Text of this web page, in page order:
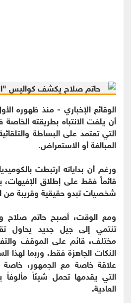
الوقائع الإخباري - منذ ظهوره
أن يلفت الانتباه بطريقته
التي تعتمد على البساطة
المبالغة أو الاستعراض.
ورغم أن بداياته ارتبطت
قائماً فقط على إطلاق
شخصيات تبدو حقيقية وقريبة من
ومع الوقت، أصبح حاتم صلاح
تنتمي إلى جيل جديد يحاول
مختلف، قائم على الموقف
النكات الجاهزة فقط. وربما لهذا
علاقة خاصة مع الجمهور،
التي يقدمها تحمل شيئاً مألوفاً
العادية.